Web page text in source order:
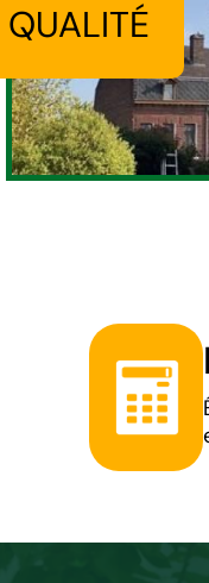
QUALITÉ